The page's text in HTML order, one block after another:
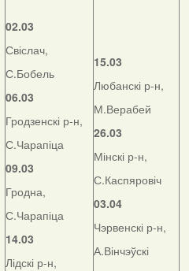
02.03
Свіслач,
С.Бобель
06.03
Гродзенскі р-н,
С.Чарапіца
09.03
Гродна,
С.Чарапіца
14.03
Лідскі р-н,
15.03
Любанскі р-н,
М.Верабей
26.03
Мінскі р-н,
С.Каспяровіч
03.04
Чэрвенскі р-н,
А.Вінчэўскі